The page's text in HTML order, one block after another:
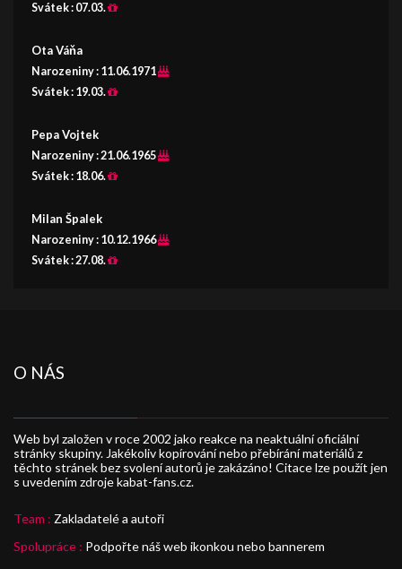
Svátek : 07.03.
Ota Váňa
Narozeniny : 11.06.1971
Svátek : 19.03.
Pepa Vojtek
Narozeniny :21.06.1965
Svátek : 18.06.
Milan Špalek
Narozeniny : 10.12.1966
Svátek :27.08.
O NÁS
Web byl založen v roce 2002 jako reakce na neaktuální oficiální
stránky skupiny. Jakékoliv kopírování nebo přebírání materiálů z
těchto stránek bez svolení autorů je zakázáno! Citace lze použít jen
s uvedením zdroje kabat-fans.cz.
Team : Zakladatelé a autoři
Spolupráce : Podpořte náš web ikonkou nebo bannerem